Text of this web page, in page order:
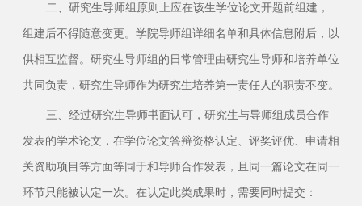
二、研究生导师组原则上应在该生学位论文开题前组建，
组建后不得随意变更。学院导师组详细名单和具体信息附后，以
供相互监督。研究生导师组的日常管理由研究生导师和培养单位
共同负责，研究生导师作为研究生培养第一责任人的职责不变。
三、经过研究生导师书面认可，研究生与导师组成员合作
发表的学术论文，在学位论文答辩资格认定、评奖评优、申请相
关资助项目等方面等同于和导师合作发表，且同一篇论文在同一
环节只能被认定一次。在认定此类成果时，需要同时提交：